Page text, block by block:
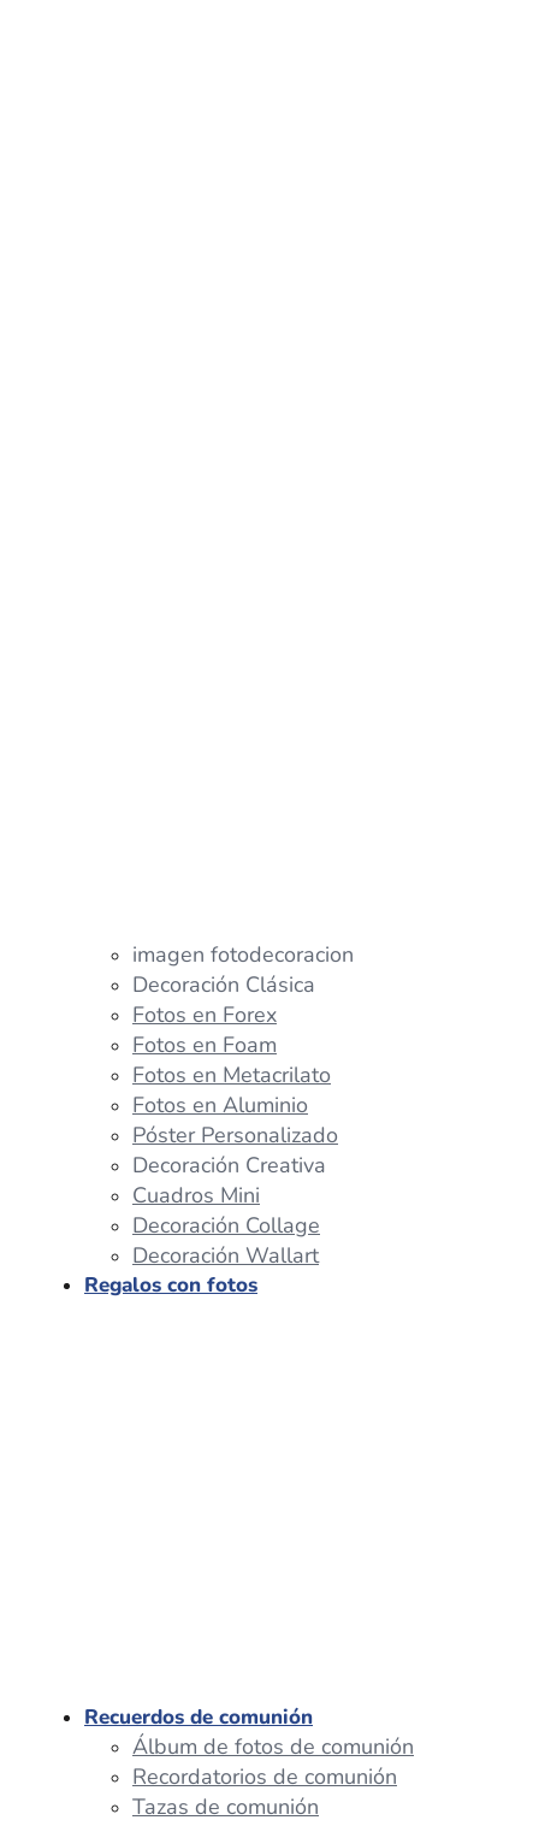
imagen fotodecoracion
Decoración Clásica
Fotos en Forex
Fotos en Foam
Fotos en Metacrilato
Fotos en Aluminio
Póster Personalizado
Decoración Creativa
Cuadros Mini
Decoración Collage
Decoración Wallart
Regalos con fotos
Recuerdos de comunión
Álbum de fotos de comunión
Recordatorios de comunión
Tazas de comunión